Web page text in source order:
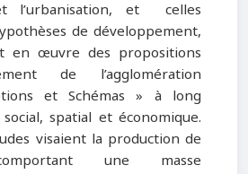
l’urbanisation, et celles
de développement,
en œuvre des propositions
de l’agglomération
et Schémas » à long
spatial et économique.
visaient la production de
une masse